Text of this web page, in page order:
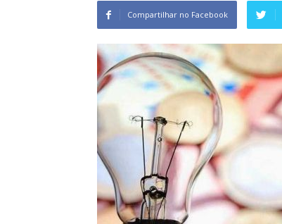
Compartilhar no Facebook